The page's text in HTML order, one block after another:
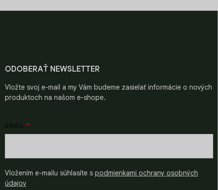
ODOBERAŤ NEWSLETTER
Vložte svoj e-mail a my Vám budeme zasielať informácie o nových
produktoch na našom e-shope.
Vložením e-mailu súhlasíte s podmienkami ochrany osobných
údajov